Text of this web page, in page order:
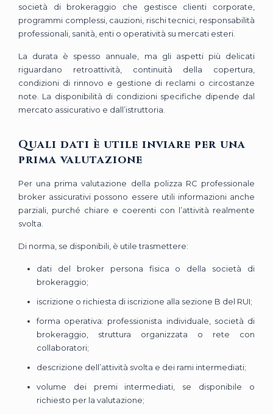
società di brokeraggio che gestisce clienti corporate,
programmi complessi, cauzioni, rischi tecnici, responsabilità
professionali, sanità, enti o operatività su mercati esteri.
La durata è spesso annuale, ma gli aspetti più delicati
riguardano retroattività, continuità della copertura,
condizioni di rinnovo e gestione di reclami o circostanze
note. La disponibilità di condizioni specifiche dipende dal
mercato assicurativo e dall’istruttoria.
Quali dati è utile inviare per una
prima valutazione
Per una prima valutazione della polizza RC professionale
broker assicurativi possono essere utili informazioni anche
parziali, purché chiare e coerenti con l’attività realmente
svolta.
Di norma, se disponibili, è utile trasmettere:
dati del broker persona fisica o della società di
brokeraggio;
iscrizione o richiesta di iscrizione alla sezione B del RUI;
forma operativa: professionista individuale, società di
brokeraggio, struttura organizzata o rete con
collaboratori;
descrizione dell’attività svolta e dei rami intermediati;
volume dei premi intermediati, se disponibile o
richiesto per la valutazione;